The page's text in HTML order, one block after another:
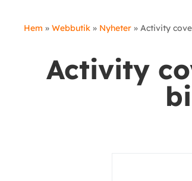
Hem » Webbutik » Nyheter » Activity
Activity